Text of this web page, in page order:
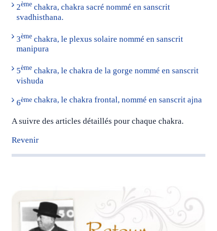
2ème chakra, chakra sacré nommé en sanscrit
svadhisthana.
3ème chakra, le plexus solaire nommé en sanscrit
manipura
5ème chakra, le chakra de la gorge nommé en sanscrit
vishuda
6ème chakra, le chakra frontal, nommé en sanscrit ajna
A suivre des articles détaillés pour chaque chakra.
Revenir